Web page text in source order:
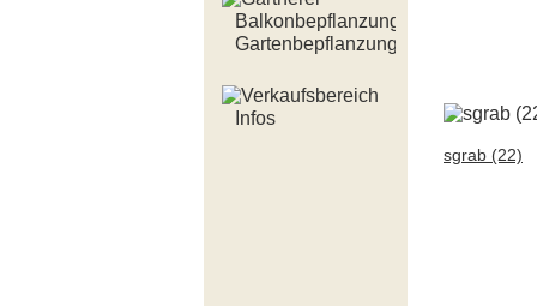
Balkonbepflanzung
Gartenbepflanzung
Infos
sgrab (22)